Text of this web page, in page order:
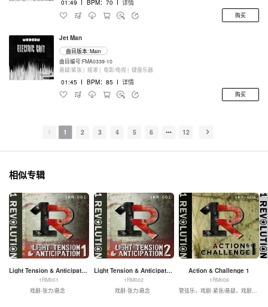
01:49 I BPM：70 I 详情
购买
Jet Man
曲目版本: Main
曲目编号:FMA0339-10
悬疑/紧张 | 摇滚 | 电影/电视 | 键盘乐器
01:45 I BPM：85 I 详情
购买
1 2 3 4 5 6 12
相似专辑
Light Tension & Anticipation 1
1RM001
戏剧-张力/悬念
Light Tension & Anticipation 2
1RM002
戏剧-张力/悬念
Action & Challenge 1
1RM006